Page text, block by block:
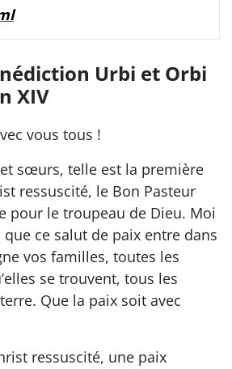
Urbi et Orbi
XIV
vous tous !
sœurs, telle est la première
ressuscité, le Bon Pasteur
pour le troupeau de Dieu. Moi
ce salut de paix entre dans
vos familles, toutes les
se trouvent, tous les
Que la paix soit avec
ressuscité, une paix